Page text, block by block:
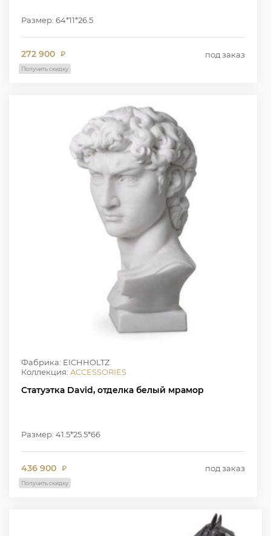
Размер: 64*11*26.5
272 900 ₽ под заказ
Получить скидку
Фабрика: EICHHOLTZ
Коллекция: ACCESSORIES
Статуэтка David, отделка белый мрамор
Размер: 41.5*25.5*66
436 900 ₽ под заказ
Получить скидку